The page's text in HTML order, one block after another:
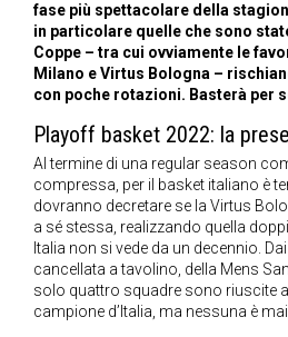
fase più spettacolare della
in particolare quelle che sono
Coppe – tra cui ovviamente le
Milano e Virtus Bologna –
con poche rotazioni. Basterà per
Playoff basket 2022: la
Al termine di una regular season
compressa, per il basket italiano è
dovranno decretare se la Virtus
a sé stessa, realizzando quella
Italia non si vede da un decennio.
cancellata a tavolino, della Mens
solo quattro squadre sono riuscite
campione d’Italia, ma nessuna è